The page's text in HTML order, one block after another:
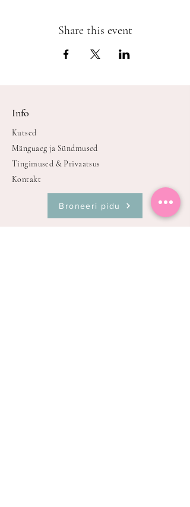
Share this event
Info
Kutsed
Mänguaeg ja Sündmused
Tingimused & Privaatsus
Kontakt
Broneeri pidu